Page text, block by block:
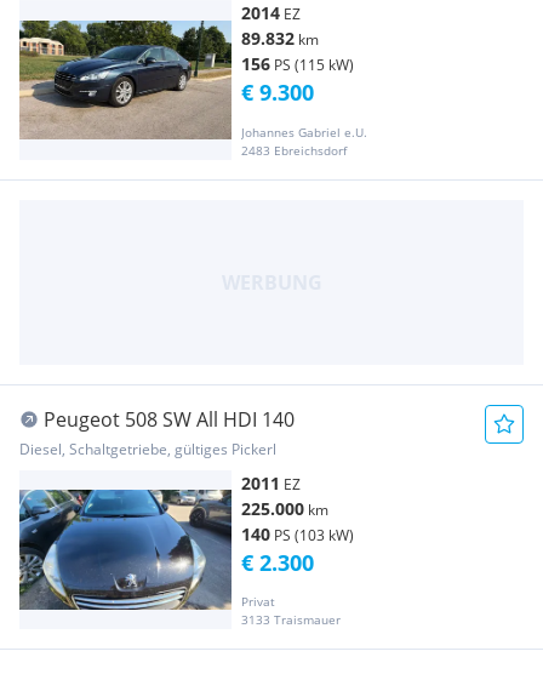
2014 EZ
89.832 km
156 PS (115 kW)
Johannes Gabriel e.U.
2483 Ebreichsdorf
€ 9.300
Peugeot 508 SW All HDI 140
Diesel, Schaltgetriebe, gültiges Pickerl
2011 EZ
225.000 km
140 PS (103 kW)
Privat
3133 Traismauer
€ 2.300